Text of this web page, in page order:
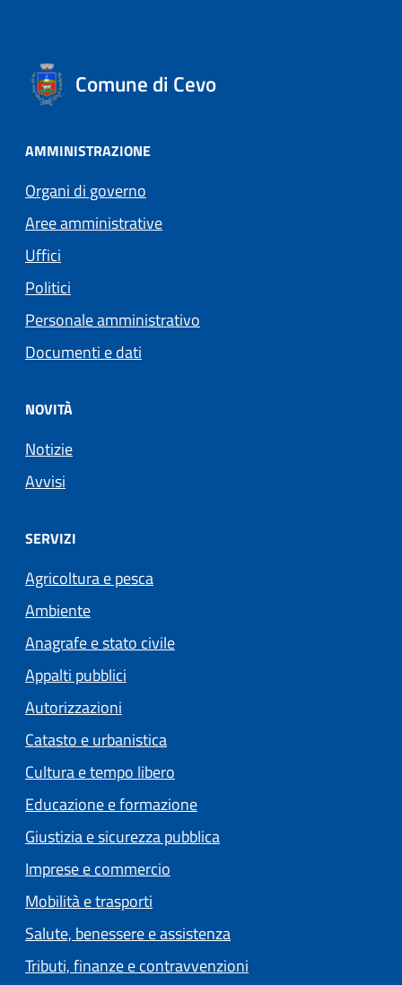
Comune di Cevo
AMMINISTRAZIONE
Organi di governo
Aree amministrative
Uffici
Politici
Personale amministrativo
Documenti e dati
NOVITÀ
Notizie
Avvisi
SERVIZI
Agricoltura e pesca
Ambiente
Anagrafe e stato civile
Appalti pubblici
Autorizzazioni
Catasto e urbanistica
Cultura e tempo libero
Educazione e formazione
Giustizia e sicurezza pubblica
Imprese e commercio
Mobilità e trasporti
Salute, benessere e assistenza
Tributi, finanze e contravvenzioni